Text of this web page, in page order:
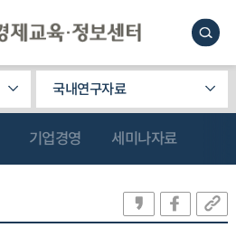
국내연구자료
기업경영 세미나자료